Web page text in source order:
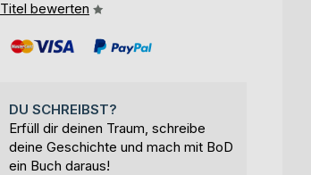
Titel bewerten
DU SCHREIBST?
Erfüll dir deinen Traum, schreibe
deine Geschichte und mach mit BoD
ein Buch daraus!